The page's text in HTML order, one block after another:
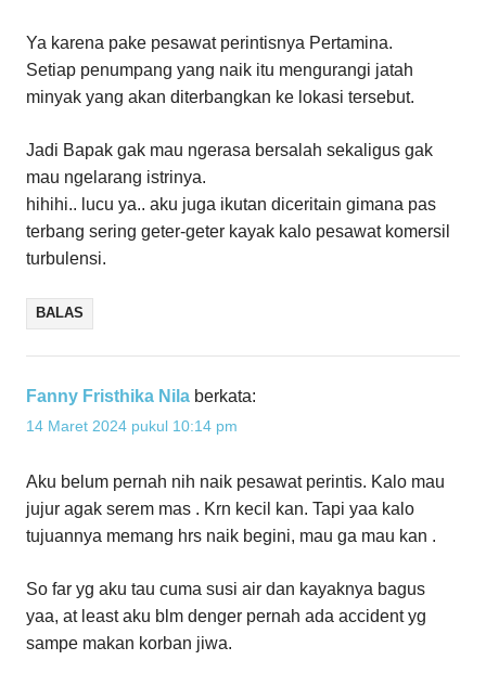
Ya karena pake pesawat perintisnya Pertamina.
Setiap penumpang yang naik itu mengurangi jatah
minyak yang akan diterbangkan ke lokasi tersebut.
Jadi Bapak gak mau ngerasa bersalah sekaligus gak
mau ngelarang istrinya.
hihihi.. lucu ya.. aku juga ikutan diceritain gimana pas
terbang sering geter-geter kayak kalo pesawat komersil
turbulensi.
BALAS
Fanny Fristhika Nila berkata:
14 Maret 2024 pukul 10:14 pm
Aku belum pernah nih naik pesawat perintis. Kalo mau
jujur agak serem mas . Krn kecil kan. Tapi yaa kalo
tujuannya memang hrs naik begini, mau ga mau kan .
So far yg aku tau cuma susi air dan kayaknya bagus
yaa, at least aku blm denger pernah ada accident yg
sampe makan korban jiwa.